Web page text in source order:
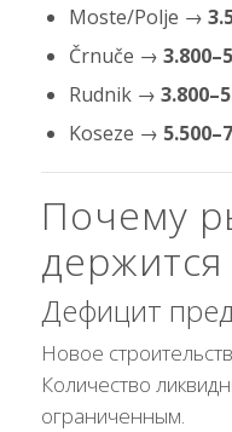
Moste/Polje →
Črnuče →
Rudnik →
Koseze →
Почему
держится
Дефицит
Новое
Количество
ограниченным.